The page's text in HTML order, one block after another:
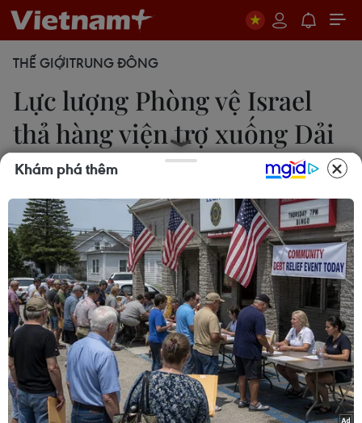
THẾ GIỚITRUNG ĐÔNG
Lực lượng Phòng vệ Israel
thả hàng viện trợ xuống Dải
Gaza
Vũ Hội-Phan An
29/02/2024 03:41
Chiến dịch “thả dù” hàng viện trợ xuống Gaza có
sự hỗ trợ từ các máy bay của Các Tiểu vương
quốc Arab Thống nhất (UAE), Jordan, Ai Cập,
Pháp và Mỹ.
Khám phá thêm